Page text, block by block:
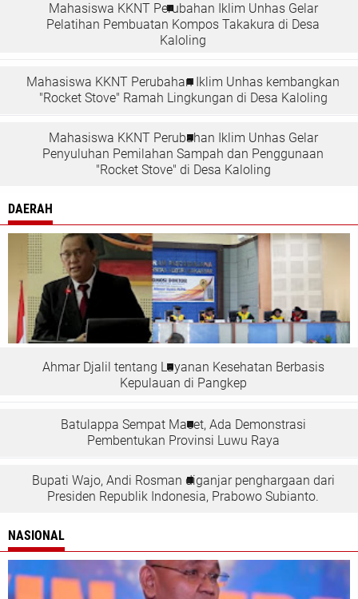
Mahasiswa KKNT Perubahan Iklim Unhas Gelar
Pelatihan Pembuatan Kompos Takakura di Desa
Kaloling
Mahasiswa KKNT Perubahan Iklim Unhas kembangkan
"Rocket Stove" Ramah Lingkungan di Desa Kaloling
Mahasiswa KKNT Perubahan Iklim Unhas Gelar
Penyuluhan Pemilahan Sampah dan Penggunaan
"Rocket Stove" di Desa Kaloling
DAERAH
Ahmar Djalil tentang Layanan Kesehatan Berbasis
Kepulauan di Pangkep
Batulappa Sempat Macet, Ada Demonstrasi
Pembentukan Provinsi Luwu Raya
Bupati Wajo, Andi Rosman diganjar penghargaan dari
Presiden Republik Indonesia, Prabowo Subianto.
NASIONAL